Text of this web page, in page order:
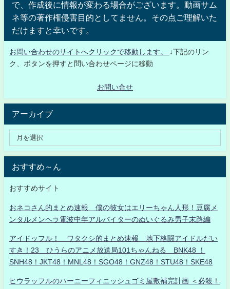
で、作成後に情報が変わる場合がございます。動画サム
ネ等の著作権侵害目的としてません。その点ご理解いた
だけますと幸いです。
お問い合わせのサイトへクリックで移動します。
↓下記のリン
ク、ボタンを押すと問い合わせページに移動
お問い合せ
アーカイブ
おすすめ～ん
おすすめサイト
おネコさん的まとめ速報 僕の彼女はエリーちゃん人形！豆腐メ
ンタルメンヘラ電波中年アルバイターのぬいぐるみ男子末路編
アイドッフル！ ワタクシ的まとめ速報 地下格闘アイドルだい
すき！23 ひうらのアニメ放送局101ちゃんねる BNK48 ！
SNH48！JKT48！MNL48！SGO48！GNZ48！STU48！SKE48
ヒウラッフルのハーニーフィニッシュゴミ屋敷補完計画 ＜必殺！